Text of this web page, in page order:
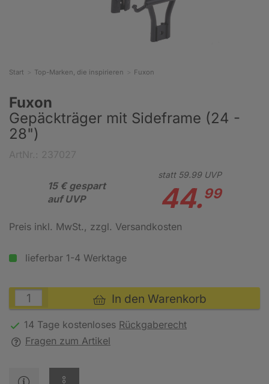
Start Top-Marken, die inspirieren Fuxon
Fuxon
Gepäckträger mit Sideframe (24 -
28")
15 € gespart
auf UVP
statt 59.99UVP
44.99
Preis inkl. MwSt., zzgl. Versandkosten
lieferbar 1-4 Werktage
In den Warenkorb
14 Tage kostenloses Rückgaberecht
Fragen zum Artikel